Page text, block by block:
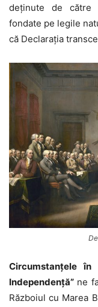
deținute de către
fondate pe legile
că Declarația
Circumstanțele
Independență” ne
Războiul cu Marea